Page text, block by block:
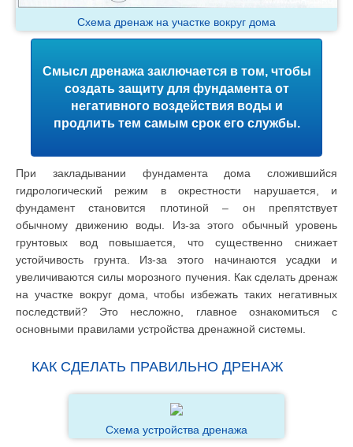
Схема дренаж на участке вокруг дома
Смысл дренажа заключается в том, чтобы
создать защиту для фундамента от
негативного воздействия воды и
продлить тем самым срок его службы.
При закладывании фундамента дома сложившийся
гидрологический режим в окрестности нарушается, и
фундамент становится плотиной – он препятствует
обычному движению воды. Из-за этого обычный уровень
грунтовых вод повышается, что существенно снижает
устойчивость грунта. Из-за этого начинаются усадки и
увеличиваются силы морозного пучения. Как сделать дренаж
на участке вокруг дома, чтобы избежать таких негативных
последствий? Это несложно, главное ознакомиться с
основными правилами устройства дренажной системы.
КАК СДЕЛАТЬ ПРАВИЛЬНО ДРЕНАЖ
Схема устройства дренажа